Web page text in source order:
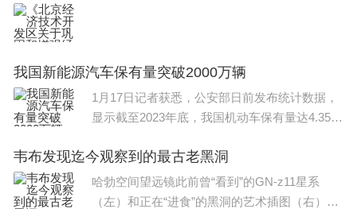
我国新能源汽车保有量突破2000万辆
1月17日记者获悉，公安部日前发布统计数据，
显示截至2023年底，我国机动车保有量达4.35亿
保有量占汽车总量的6.07%。纯电动汽车保有量
1552万辆，占新能源汽车保有量的76.04%。202
3年新注
韦布发现迄今观察到的最古老黑洞
哈勃空间望远镜此前曾“看到”的GN-z11星系
（左）和正在“进食”的黑洞的艺术插图（右）。